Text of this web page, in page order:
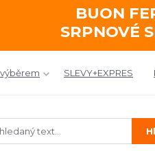
BUON
SRPNOVÉ
SLEVY+EXPRES